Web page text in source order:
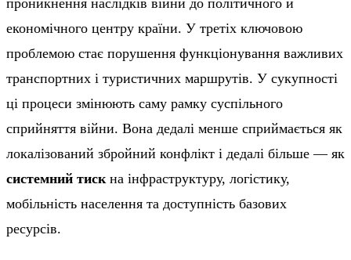
економічного центру країни. У третіх ключовою
проблемою стає порушення функціонування важливих
транспортних і туристичних маршрутів. У сукупності
ці процеси змінюють саму рамку суспільного
сприйняття війни. Вона дедалі менше сприймається як
локалізований збройний конфлікт і дедалі більше — як
системний тиск на інфраструктуру, логістику,
мобільність населення та доступність базових
ресурсів.